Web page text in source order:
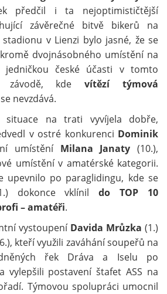
předčil i ta nejoptimističtější
závěrečné bitvě bikerů na
v Lienzi bylo jasné, že se
dvojnásobného umístění na
jedničkou české účasti v tomto
závodě, kde vítězí týmová
nevzdává.
situace na trati vyvíjela dobře,
v ostré konkurenci Dominik
umístění Milana Janaty (10.),
umístění v amatérské kategorii.
upevnilo po paraglidingu, kde se
dokonce vklínildo TOP 10
– amatéři.
vystoupení Davida Mrůzka (1.)
kteří využili zaváhání soupeřů na
řek Dráva a Iselu po
vylepšili postavení štafet ASS na
Týmovou spolupráci umocnil